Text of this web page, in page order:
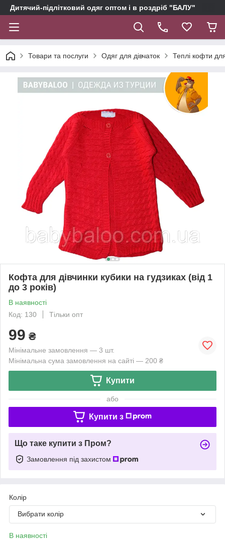
Дитячий-підлітковий одяг оптом і в роздріб "БАЛУ"
Товари та послуги Одяг для дівчаток Теплі кофти
Кофта для дівчинки кубики на гудзиках (від 1
до 3 років)
В наявності
Код: 130
Тільки опт
99 ₴
Мінімальне замовлення — 3 шт.
Мінімальна сума замовлення на сайті — 200 ₴
Купити
або
Купити з
Що таке купити з Пром?
Замовлення під захистом
Колір
Вибрати колір
В наявності